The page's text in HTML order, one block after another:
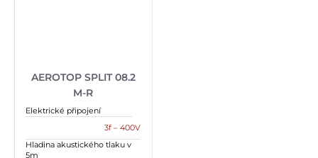
AEROTOP SPLIT 08.2
M-R
Elektrické připojení
3f – 400V
Hladina akustického tlaku v
5m